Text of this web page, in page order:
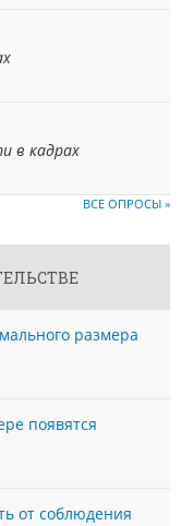
в кадрах
ВСЕ ОПРОСЫ »
размера
появятся
от соблюдения